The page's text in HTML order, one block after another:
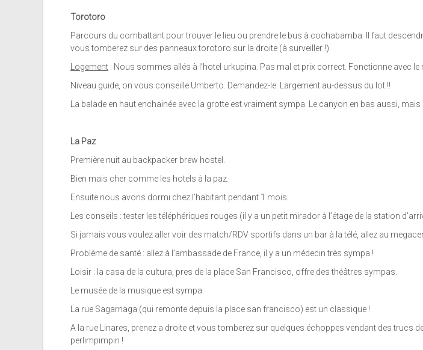
Torotoro
Parcours du combattant pour trouver le lieu ou prendre le bus à cochabamba. Il faut
vous tomberez sur des panneaux torotoro sur la droite (à surveiller !)
Logement : Nous sommes allés à l’hotel urkupina. Pas mal et prix correct. Fonctionne avec le
Niveau guide, on vous conseille Umberto. Demandez-le. Largement au-dessus du lot !!
La balade en haut enchainée avec la grotte est vraiment sympa. Le canyon en bas aussi,
La Paz
Première nuit au backpacker brew hostel.
Bien mais cher comme les hotels à la paz.
Ensuite nous avons dormi chez l’habitant pendant 1 mois.
Les conseils : tester les téléphériques rouges (il y a un petit mirador à l’étage de la station
Si jamais vous voulez aller voir des match/RDV sportifs dans un bar à la télé, allez au
Problème de santé : allez à l’ambassade de France, il y a un médecin très sympa !
Loisir : la casa de la cultura, pres de la place San Francisco, offre des théâtres sympas.
Le musée de la musique est sympa.
La rue Sagarnaga (qui remonte depuis la place san francisco) est un classique !
A la rue Linares, prenez a droite et vous tomberez sur quelques échoppes vendant des trucs
perlimpimpin !